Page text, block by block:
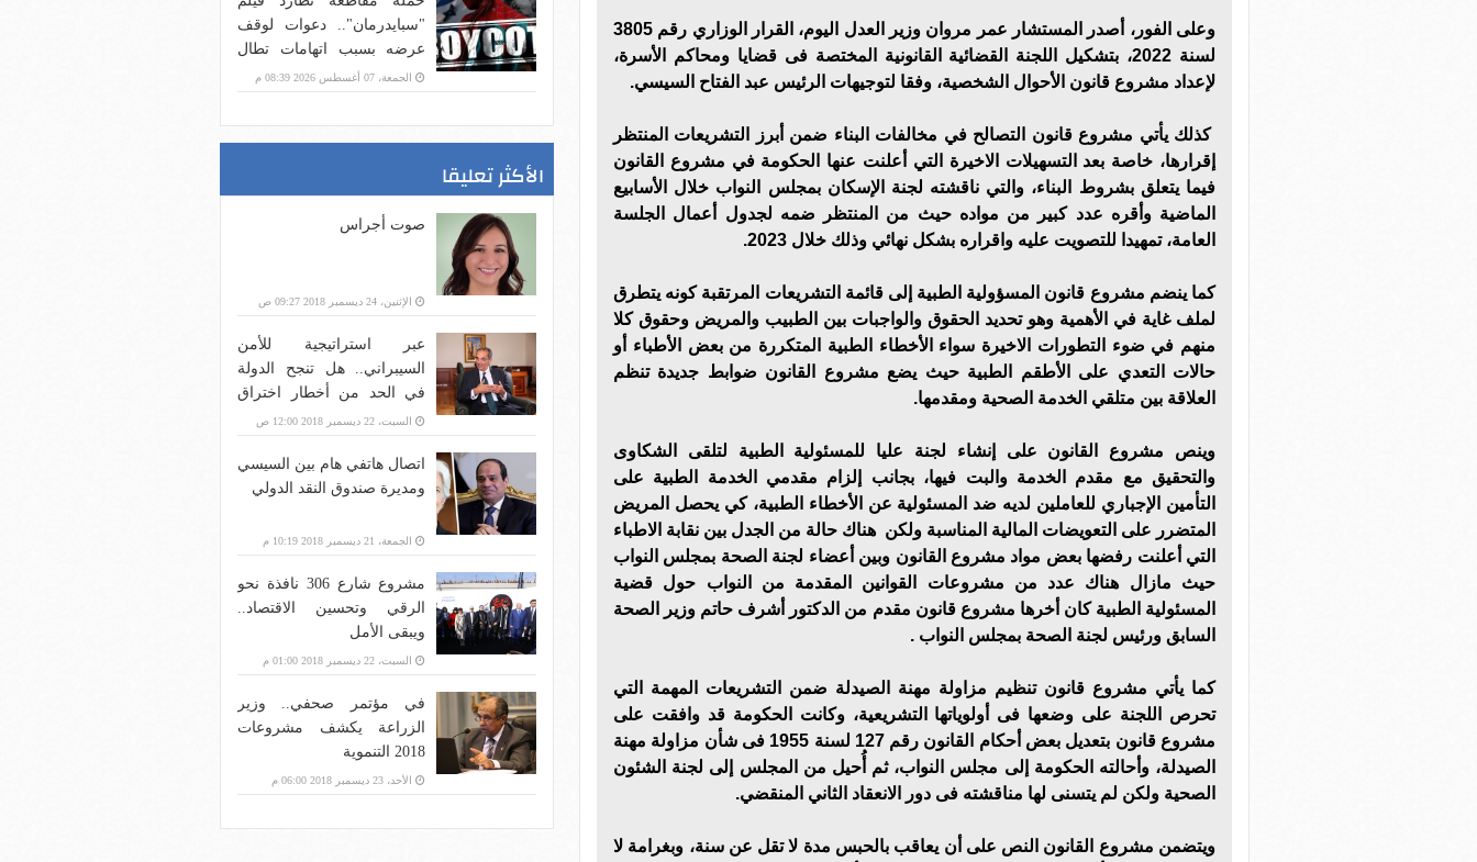
وعلى الفور، أصدر المستشار عمر مروان وزير العدل اليوم، القرار الوزاري رقم 3805
لسنة 2022، بتشكيل اللجنة القضائية القانونية المختصة فى قضايا ومحاكم الأسرة،
لإعداد مشروع قانون الأحوال الشخصية، وفقا لتوجيهات الرئيس عبد الفتاح السيسي.
كذلك يأتي مشروع قانون التصالح في مخالفات البناء ضمن أبرز التشريعات المنتظر
إقرارها، خاصة بعد التسهيلات الاخيرة التي أعلنت عنها الحكومة في مشروع القانون
فيما يتعلق بشروط البناء، والتي ناقشته لجنة الإسكان بمجلس النواب خلال الأسابيع
الماضية وأقره عدد كبير من مواده حيث من المنتظر ضمه لجدول أعمال الجلسة
العامة، تمهيدا للتصويت عليه واقراره بشكل نهائي وذلك خلال 2023.
كما ينضم مشروع قانون المسؤولية الطبية إلى قائمة التشريعات المرتقبة كونه يتطرق
لملف غاية في الأهمية وهو تحديد الحقوق والواجبات بين الطبيب والمريض وحقوق كلا
منهم في ضوء التطورات الاخيرة سواء الأخطاء الطبية المتكررة من بعض الأطباء أو
حالات التعدي على الأطقم الطبية حيث يضع مشروع القانون ضوابط جديدة تنظم
العلاقة بين متلقي الخدمة الصحية ومقدمها.
وينص مشروع القانون على إنشاء لجنة عليا للمسئولية الطبية لتلقى الشكاوى
والتحقيق مع مقدم الخدمة والبت فيها، بجانب إلزام مقدمي الخدمة الطبية على
التأمين الإجباري للعاملين لديه ضد المسئولية عن الأخطاء الطبية، كي يحصل المريض
المتضرر على التعويضات المالية المناسبة ولكن هناك حالة من الجدل بين نقابة الاطباء
التي أعلنت رفضها بعض مواد مشروع القانون وبين أعضاء لجنة الصحة بمجلس النواب
حيث مازال هناك عدد من مشروعات القوانين المقدمة من النواب حول قضية
المسئولية الطبية كان أخرها مشروع قانون مقدم من الدكتور أشرف حاتم وزير الصحة
السابق ورئيس لجنة الصحة بمجلس النواب .
كما يأتي مشروع قانون تنظيم مزاولة مهنة الصيدلة ضمن التشريعات المهمة التي
تحرص اللجنة على وضعها فى أولوياتها التشريعية، وكانت الحكومة قد وافقت على
مشروع قانون بتعديل بعض أحكام القانون رقم 127 لسنة 1955 فى شأن مزاولة مهنة
الصيدلة، وأحالته الحكومة إلى مجلس النواب، ثم أُحيل من المجلس إلى لجنة الشئون
الصحية ولكن لم يتسنى لها مناقشته فى دور الانعقاد الثاني المنقضي.
ويتضمن مشروع القانون النص على أن يعاقب بالحبس مدة لا تقل عن سنة، وبغرامة لا
"سبايدرمان".. دعوات لوقف
عرضه بسبب اتهامات تطال
أحد منتجيه بدعم الاحتلال
الجمعة، 07 أغسطس 2026 08:39 م
الأكثر تعليقا
صوت أجراس
الإثنين، 24 ديسمبر 2018 09:27 ص
عبر استراتيجية للأمن
السيبراني.. هل تنجح الدولة
في الحد من أخطار اختراق
بنية الاتصالات؟
السبت، 22 ديسمبر 2018 12:00 ص
اتصال هاتفي هام بين السيسي
ومديرة صندوق النقد الدولي
الجمعة، 21 ديسمبر 2018 10:19 م
مشروع شارع 306 نافذة نحو
الرقي وتحسين الاقتصاد..
ويبقى الأمل
السبت، 22 ديسمبر 2018 01:00 م
في مؤتمر صحفي.. وزير
الزراعة يكشف مشروعات
2018 التنموية
الأحد، 23 ديسمبر 2018 06:00 م